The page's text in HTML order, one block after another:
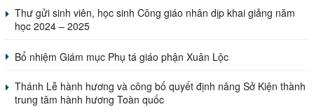
Thư gửi sinh viên, học sinh Công giáo nhân dịp khai giảng năm
học 2024 – 2025
Bổ nhiệm Giám mục Phụ tá giáo phận Xuân Lộc
Thánh Lễ hành hương và công bố quyết định nâng Sở Kiện thành
trung tâm hành hương Toàn quốc